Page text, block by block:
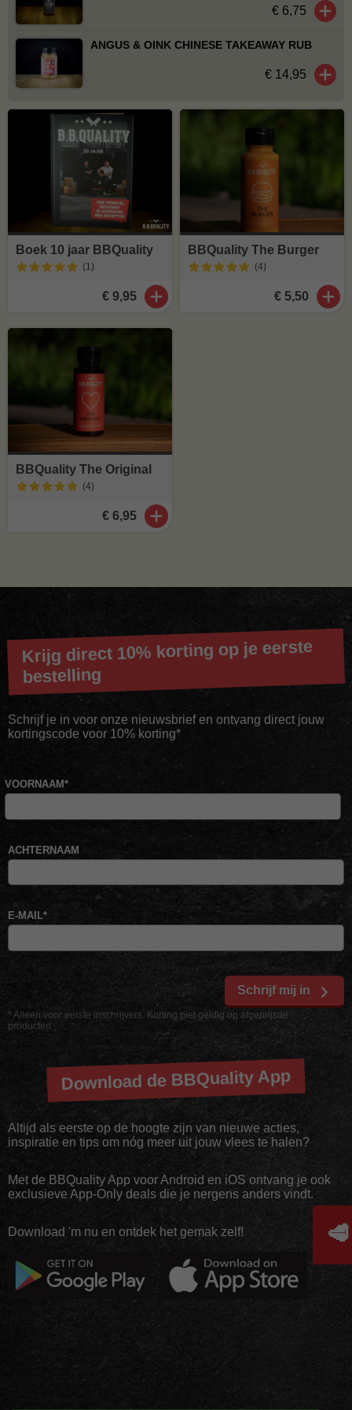
€ 6,75
ANGUS & OINK CHINESE TAKEAWAY RUB
€ 14,95
Boek 10 jaar BBQuality
(1)
€ 9,95
BBQuality The Burger
(4)
€ 5,50
BBQuality The Original
(4)
€ 6,95
Krijg direct 10% korting op je eerste
bestelling
Schrijf je in voor onze nieuwsbrief en ontvang direct jouw
kortingscode voor 10% korting*
* Alleen voor eerste inschrijvers. Korting niet geldig op afgeprijsde
producten
VOORNAAM*
ACHTERNAAM
E-MAIL*
Schrijf mij in
Download de BBQuality App
Altijd als eerste op de hoogte zijn van nieuwe acties,
inspiratie en tips om nóg meer uit jouw vlees te halen?
Met de BBQuality App voor Android en iOS ontvang je ook
exclusieve App-Only deals die je nergens anders vindt.
Download 'm nu en ontdek het gemak zelf! 🥩